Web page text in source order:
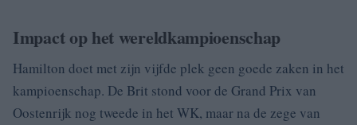
Impact op het wereldkampioenschap
Hamilton doet met zijn vijfde plek geen goede zaken in het
kampioenschap. De Brit stond voor de Grand Prix van
Oostenrijk nog tweede in het WK, maar na de zege van